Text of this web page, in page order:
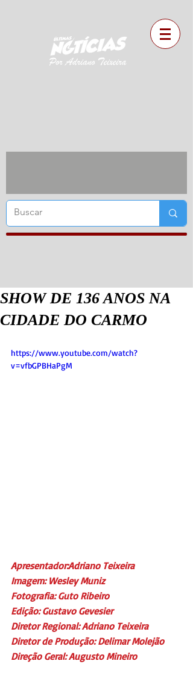
SHOW DE 136 ANOS NA
CIDADE DO CARMO
https://www.youtube.com/watch?
v=vfbGPBHaPgM
Apresentador:Adriano Teixeira
Imagem: Wesley Muniz
Fotografia: Guto Ribeiro
Edição: Gustavo Gevesier
Diretor Regional: Adriano Teixeira
Diretor de Produção: Delimar Molejão
Direção Geral: Augusto Mineiro